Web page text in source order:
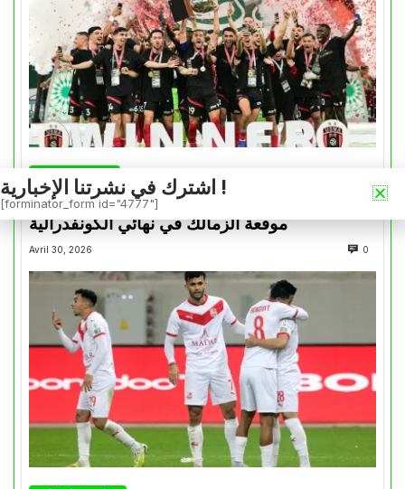
التتويج بالكأس.. دفعة معنوية لإتحاد العاصمة قبل
موقعة الزمالك في نهائي الكونفدرالية
Avril 30, 2026 0
اشترك في نشرتنا الإخبارية !
[forminator_form id="4777"]